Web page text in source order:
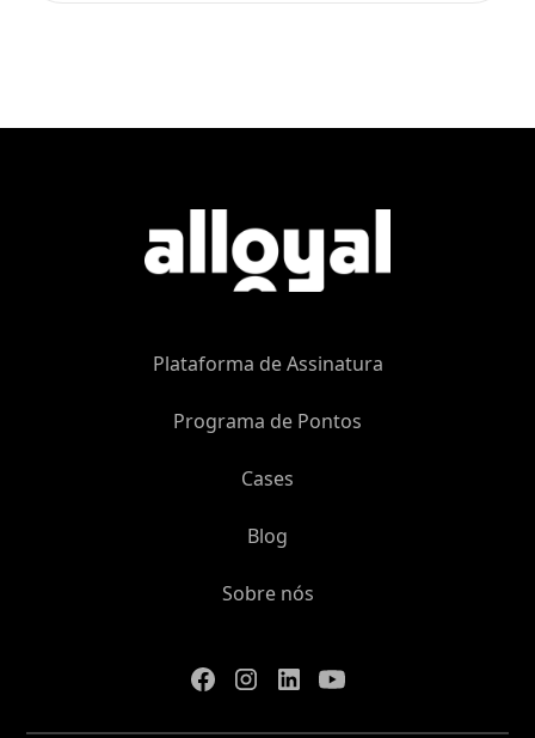
Plataforma de Assinatura
Programa de Pontos
Cases
Blog
Sobre nós